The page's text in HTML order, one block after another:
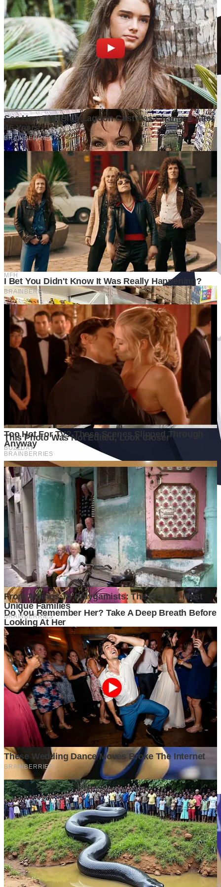
Ditulis olehKontributor
Penyuka detail yang percaya bahwa setiap tulisan punya nyawa.
Bertugas merangkai ide menjadi cerita yang mengalir, memastikan
setiap titik dan koma berada di tempat yang tepat untuk kenyamanan
membacamu
Komentar ( 0)
Tulis Komentar
Belum ada komentar. Jadilah yang pertama!
Baca Juga